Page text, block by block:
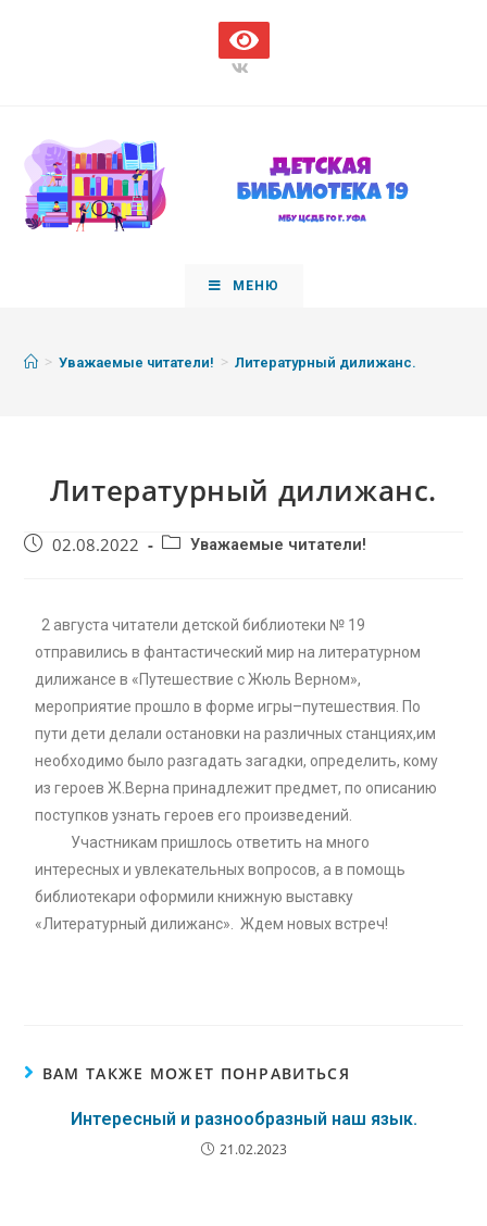
МЕНЮ
> Уважаемые читатели! > Литературный дилижанс.
Литературный дилижанс.
02.08.2022 Уважаемые читатели!
2 августа читатели детской библиотеки № 19
отправились в фантастический мир на литературном
дилижансе в «Путешествие с Жюль Верном»,
мероприятие прошло в форме игры–путешествия. По
пути дети делали остановки на различных станциях,им
необходимо было разгадать загадки, определить, кому
из героев Ж.Верна принадлежит предмет, по описанию
поступков узнать героев его произведений.
Участникам пришлось ответить на много
интересных и увлекательных вопросов, а в помощь
библиотекари оформили книжную выставку
«Литературный дилижанс». Ждем новых встреч!
ВАМ ТАКЖЕ МОЖЕТ ПОНРАВИТЬСЯ
Интересный и разнообразный наш язык.
21.02.2023